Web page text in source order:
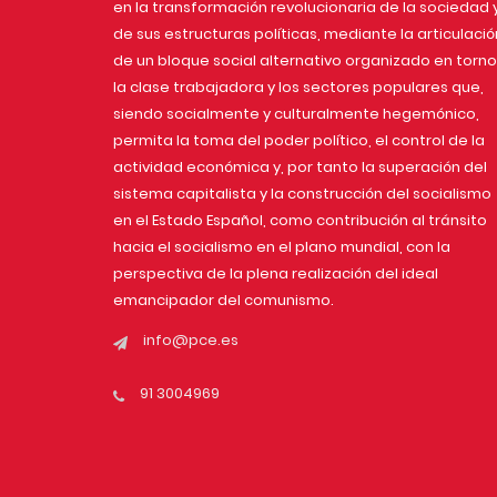
en la transformación revolucionaria de la sociedad
de sus estructuras políticas, mediante la
de un bloque social alternativo organizado en
la clase trabajadora y los sectores populares que,
siendo socialmente y culturalmente hegemónico,
permita la toma del poder político, el control de la
actividad económica y, por tanto la superación del
sistema capitalista y la construcción del socialismo
en el Estado Español, como contribución al tránsito
hacia el socialismo en el plano mundial, con la
perspectiva de la plena realización del ideal
emancipador del comunismo.
info@pce.es
91 3004969